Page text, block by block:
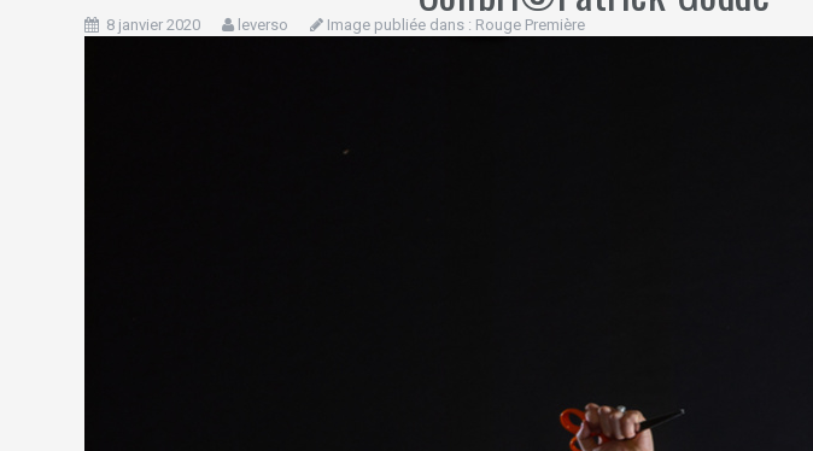
8 janvier 2020 leverso Image publiée dans : Rouge Première